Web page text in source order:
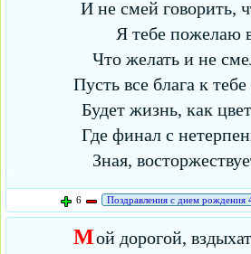
И не смей говорить,
Я тебе пожелаю
Что желать и не
Пусть все блага к
Будет жизнь, как
Где финал с
Зная,
6
Поздравления с днем рождения
Мой дорогой,